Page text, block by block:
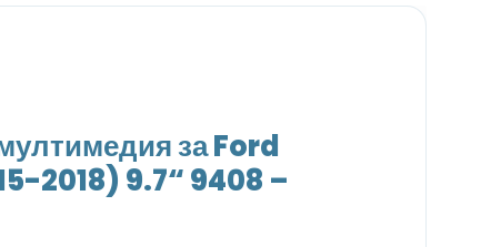
за Ford
2018) 9.7“ 9408 –